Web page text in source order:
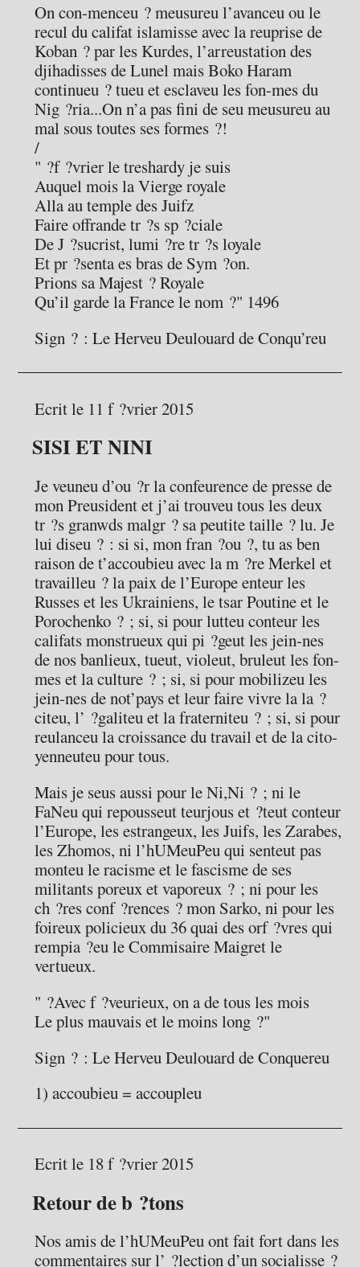
On con-menceu ? meusureu l’avanceu ou le
recul du califat islamisse avec la reuprise de
Koban ? par les Kurdes, l’arreustation des
djihadisses de Lunel mais Boko Haram
continueu ? tueu et esclaveu les fon-mes du
Nig ?ria...On n’a pas fini de seu meusureu au
mal sous toutes ses formes ?!
/
" ?f ?vrier le treshardy je suis
Auquel mois la Vierge royale
Alla au temple des Juifz
Faire offrande tr ?s sp ?ciale
De J ?sucrist, lumi ?re tr ?s loyale
Et pr ?senta es bras de Sym ?on.
Prions sa Majest ? Royale
Qu’il garde la France le nom ?" 1496
Sign ? : Le Herveu Deulouard de Conqu’reu
Ecrit le 11 f ?vrier 2015
SISI ET NINI
Je veuneu d’ou ?r la confeurence de presse de
mon Preusident et j’ai trouveu tous les deux
tr ?s granwds malgr ? sa peutite taille ? lu. Je
lui diseu ? : si si, mon fran ?ou ?, tu as ben
raison de t’accoubieu avec la m ?re Merkel et
travailleu ? la paix de l’Europe enteur les
Russes et les Ukrainiens, le tsar Poutine et le
Porochenko ? ; si, si pour lutteu conteur les
califats monstrueux qui pi ?geut les jein-nes
de nos banlieux, tueut, violeut, bruleut les fon-
mes et la culture ? ; si, si pour mobilizeu les
jein-nes de not’pays et leur faire vivre la la ?
citeu, l’ ?galiteu et la fraterniteu ? ; si, si pour
reulanceu la croissance du travail et de la cito-
yenneuteu pour tous.
Mais je seus aussi pour le Ni,Ni ? ; ni le
FaNeu qui repousseut teurjous et ?teut conteur
l’Europe, les estrangeux, les Juifs, les Zarabes,
les Zhomos, ni l’hUMeuPeu qui senteut pas
monteu le racisme et le fascisme de ses
militants poreux et vaporeux ? ; ni pour les
ch ?res conf ?rences ? mon Sarko, ni pour les
foireux policieux du 36 quai des orf ?vres qui
rempia ?eu le Commisaire Maigret le
vertueux.
" ?Avec f ?veurieux, on a de tous les mois
Le plus mauvais et le moins long ?"
Sign ? : Le Herveu Deulouard de Conquereu
1) accoubieu = accoupleu
Ecrit le 18 f ?vrier 2015
Retour de b ?tons
Nos amis de l’hUMeuPeu ont fait fort dans les
commentaires sur l’ ?lection d’un socialisse ?